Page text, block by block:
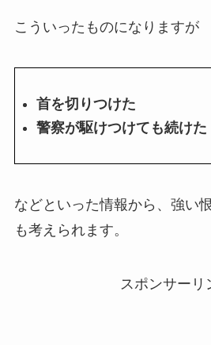
こういったものになりますが
首を切りつけた
警察が駆けつけても続けた
などといった情報から、強い
も考えられます。
スポンサーリ